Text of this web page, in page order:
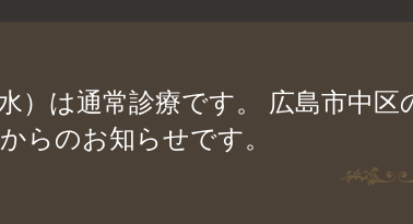
）は通常診療です。 広島市中
らのお知らせです。